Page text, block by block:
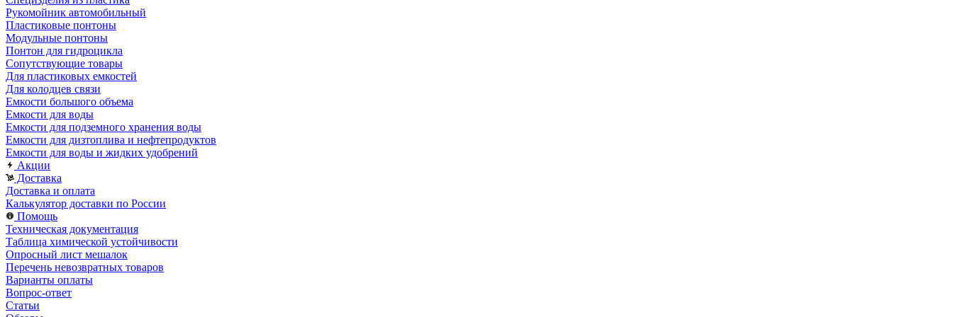
Рукомойник автомобильный
Пластиковые понтоны
Модульные понтоны
Понтон для гидроцикла
Сопутствующие товары
Для пластиковых емкостей
Для колодцев связи
Емкости большого объема
Емкости для воды
Емкости для подземного хранения воды
Емкости для дизтоплива и нефтепродуктов
Емкости для воды и жидких удобрений
Акции
Доставка
Доставка и оплата
Калькулятор доставки по России
Помощь
Техническая документация
Таблица химической устойчивости
Опросный лист мешалок
Перечень невозвратных товаров
Варианты оплаты
Вопрос-ответ
Статьи